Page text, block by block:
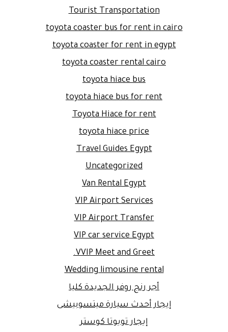
Tourist Transportation
toyota coaster bus for rent in cairo
toyota coaster for rent in egypt
toyota coaster rental cairo
toyota hiace bus
toyota hiace bus for rent
Toyota Hiace for rent
toyota hiace price
Travel Guides Egypt
Uncategorized
Van Rental Egypt
VIP Airport Services
VIP Airport Transfer
VIP car service Egypt
VVIP Meet and Greet.
Wedding limousine rental
أجر رنج روفر الجديدة كليا
إيجار أحدث سيارة ميتسوبيشى
إيجار تويوتا كوستر